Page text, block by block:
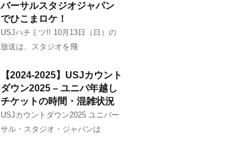
バーサルスタジオジャパン
でひこまロケ！
USJハチミツ!! 10月13日（日）の
放送は、スタジオを飛
【2024-2025】USJカウント
ダウン2025 – ユニバ年越し
チケットの時間・混雑状況
USJカウントダウン2025 ユニバー
サル・スタジオ・ジャパンは